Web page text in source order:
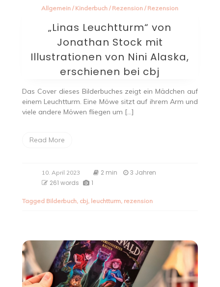
Allgemein / Kinderbuch / Rezension / Rezension
„Linas Leuchtturm“ von
Jonathan Stock mit
Illustrationen von Nini Alaska,
erschienen bei cbj
Das Cover dieses Bilderbuches zeigt ein Mädchen auf
einem Leuchtturm. Eine Möwe sitzt auf ihrem Arm und
viele andere Möwen fliegen um […]
Read More
10. April 2023 2 min
3 Jahren
261 words
1
Tagged Bilderbuch, cbj, leuchtturm, rezension